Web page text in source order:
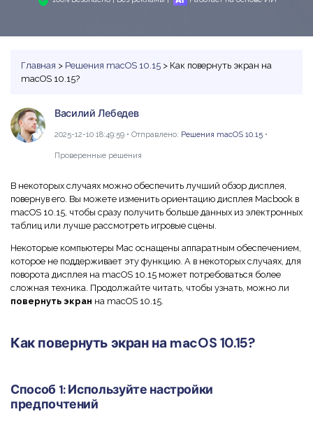
Word в PDF
Читать PDF с ИИ
Больше Онлайн-Инструментов
Облако и SDK
PDFelement облако
PDFelement Pro DC
Индивидуальные
Редактировать PDF
Организовать PDF
PDF форма
Подписать PDF
Подпись на основе сертификата
Пакетная обработка PDF
PDF OCR
Защита PDF паролем
Объяснение PDF с ИИ
Чат с документами
Генератор изображений с ИИ Новый
Все ИИ-Функции
PDFelement Cloud
Использование ресурсов
Центр загрузки
Вопросы и ответы по продукту
Видеоуроки
AI Бот - Lumi
Технические требования
Обратитесь в службу поддержки
Что нового
Каналы
Канал Яндекс Дзен
Функции MS Word
Инструктивные статьи
Советы по работе с PDF на Mac
Выбор правильной программы для Mac
Онлайн-инструмент PDF
Советы для мобильных
Поиск
Главная > Решения macOS 10.15 > Как повернуть экран на
macOS 10.15?
Василий Лебедев
2025-12-10 18:49:59 • Отправлено: Решения macOS 10.15•
Проверенные решения
В некоторых случаях можно обеспечить лучший обзор дисплея,
повернув его. Вы можете изменить ориентацию дисплея Macbook в
macOS 10.15, чтобы сразу получить больше данных из электронных
таблиц или лучше рассмотреть игровые сцены.
Некоторые компьютеры Mac оснащены аппаратным обеспечением,
которое не поддерживает эту функцию. А в некоторых случаях, для
поворота дисплея на macOS 10.15 может потребоваться более
сложная техника. Продолжайте читать, чтобы узнать, можно ли
повернуть экран на macOS 10.15.
Как повернуть экран на macOS 10.15?
Способ 1: Используйте настройки
предпочтений